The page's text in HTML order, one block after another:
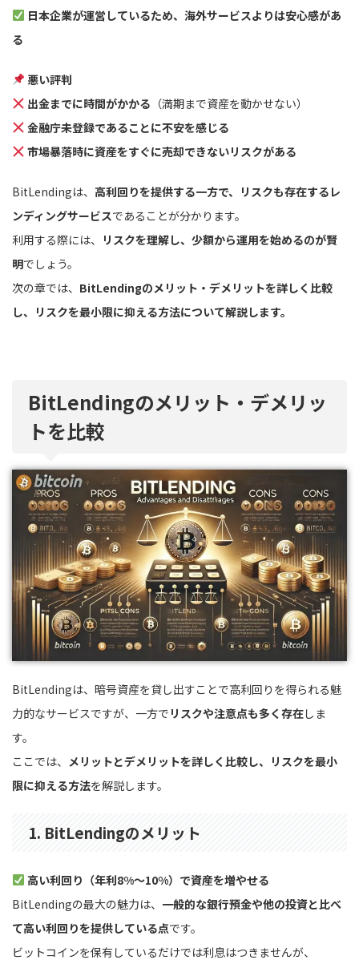
日本企業が運営しているため、海外サービスよりは安心感があ
る
悪い評判
出金までに時間がかかる （満期まで資産を動かせない）
金融庁未登録であることに不安を感じる
市場暴落時に資産をすぐに売却できないリスクがある
BitLendingは、 高利回りを提供する一方で、リスクも存在するレ
ンディングサービスであることが分かります。
利用する際には、
リスクを理解し、少額から運用を始めるのが賢
明でしょう。
次の章では、 BitLendingのメリット・デメリットを詳しく比較
し、リスクを最小限に抑える方法について解説します。
BitLendingのメリット・デメリッ
トを比較
BitLendingは、暗号資産を貸し出すことで高利回りを得られる魅
力的なサービスですが、一方で リスクや注意点も多く存在しま
す。
ここでは、 メリットとデメリットを詳しく比較し、リスクを最小
限に抑える方法を解説します。
1. BitLendingのメリット
高い利回り（年利8%〜10%）で資産を増やせる
BitLendingの最大の魅力は、 一般的な銀行預金や他の投資と比べ
て高い利回りを提供している点です。
ビットコインを保有しているだけでは利息はつきませんが、